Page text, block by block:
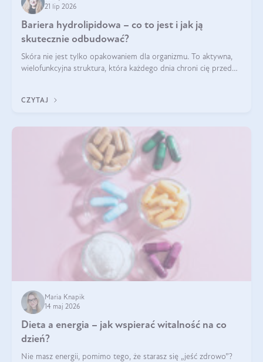
21 lip 2026
Bariera hydrolipidowa – co to jest i jak ją
skutecznie odbudować?
Skóra nie jest tylko opakowaniem dla organizmu. To aktywna,
wielofunkcyjna struktura, która każdego dnia chroni cię przed
bariera hydrolipidowa.
CZYTAJ
Maria Knapik
14 maj 2026
Dieta a energia – jak wspierać witalność na co
dzień?
Nie masz energii, pomimo tego, że starasz się „jeść zdrowo”?